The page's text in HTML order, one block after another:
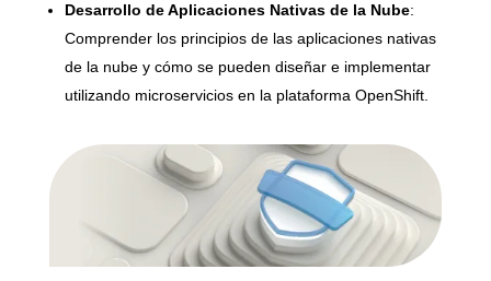
Desarrollo de Aplicaciones Nativas de la Nube:
Comprender los principios de las aplicaciones nativas
de la nube y cómo se pueden diseñar e implementar
utilizando microservicios en la plataforma OpenShift.